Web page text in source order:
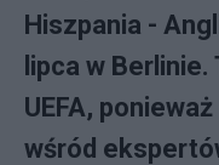
Hiszpania -
lipca w
UEFA,
wśród